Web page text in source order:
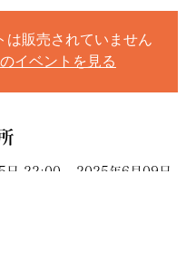
は販売されていません
イベントを見る
日 22:00 – 2025年6月09日